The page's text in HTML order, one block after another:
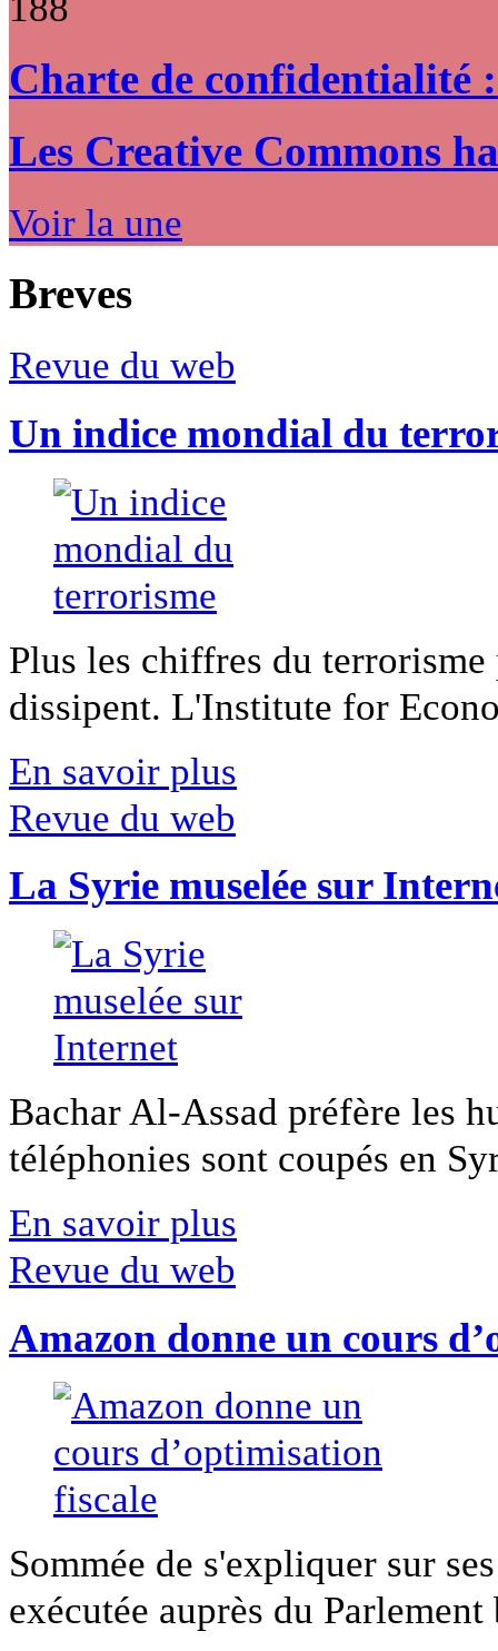
Charte de confidentialité
Les Creative Commons
Voir la une
Breves
Revue du web
Un indice mondial du
Plus les chiffres du
dissipent. L'Institute for
En savoir plus
Revue du web
La Syrie muselée sur
Bachar Al-Assad préfère les
téléphonies sont coupés en
En savoir plus
Revue du web
Amazon donne un cours
Sommée de s'expliquer sur
exécutée auprès du